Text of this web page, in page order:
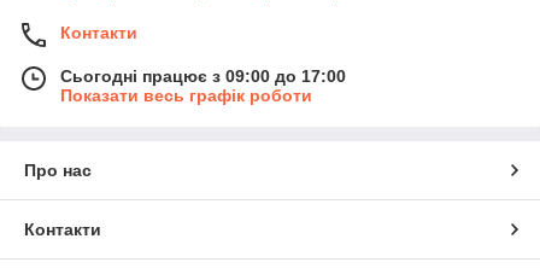
Контакти
Сьогодні працює з 09:00 до 17:00
Показати весь графік роботи
Про нас
Контакти